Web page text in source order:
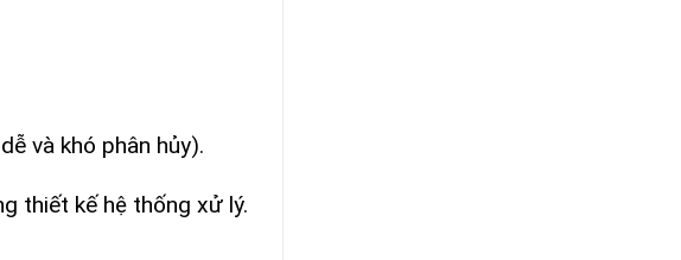
và khó phân hủy).
thiết kế hệ thống xử lý.